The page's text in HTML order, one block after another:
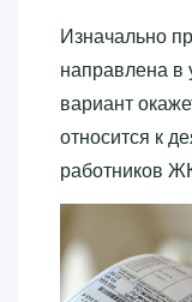
Изначально
направлена
вариант
относится к
работников